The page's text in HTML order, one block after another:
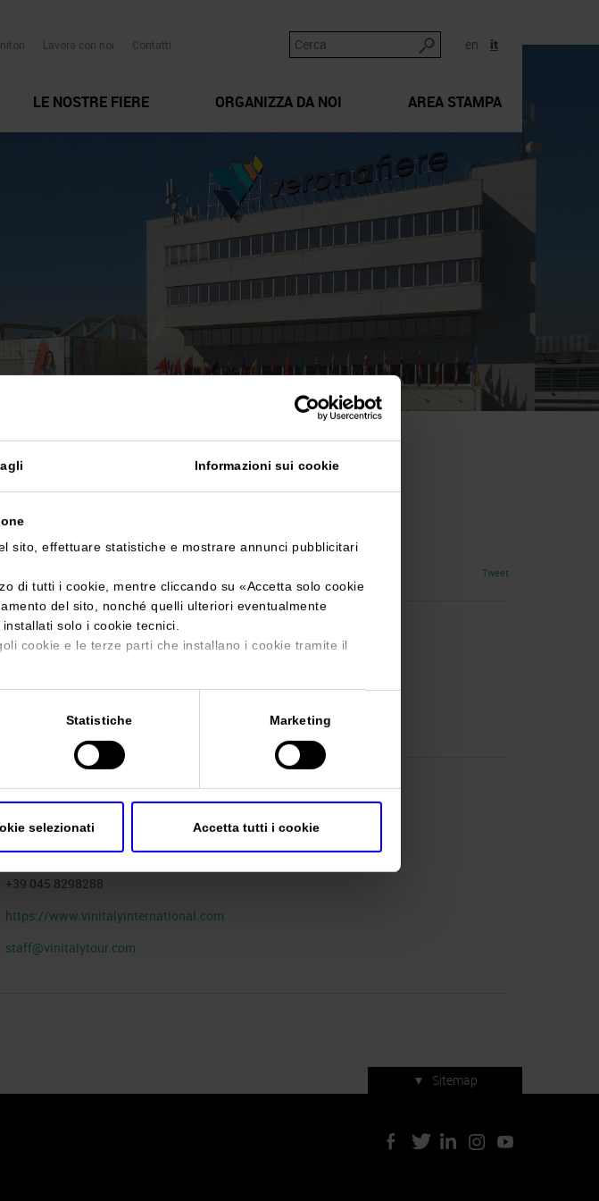
Informazioni sui cookie
sito, effettuare statistiche e mostrare annunci pubblicitari
di tutti i cookie, mentre cliccando su «Accetta solo cookie
del sito, nonché quelli ulteriori eventualmente
installati solo i cookie tecnici.
cookie e le terze parti che installano i cookie tramite il
Statistiche Marketing
selezionati Accetta tutti i cookie
en it
Lavora con noi Contatti
LE NOSTRE FIERE ORGANIZZA DA NOI AREA STAMPA
International Cina 2018
Cina
Tweet
18/03/2018 - 21/03/2018
https://www.vinitalyinternational.com
china@vinitalytour.com
VERONAFIERE - VINITALY INTERNATIONAL
Viale del Lavoro 8 Verona ()
+39 045 8101447
+39 045 8298288
https://www.vinitalyinternational.com
staff@vinitalytour.com
▼ Sitemap
Servizi di manifestazione